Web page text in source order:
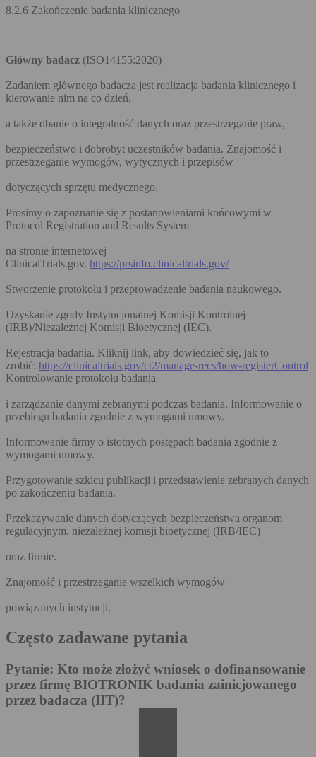
8.2.6 Zakończenie badania klinicznego
Główny badacz (ISO14155:2020)
Zadaniem głównego badacza jest realizacja badania klinicznego i
kierowanie nim na co dzień,
a także dbanie o integralność danych oraz przestrzeganie praw,
bezpieczeństwo i dobrobyt uczestników badania. Znajomość i
przestrzeganie wymogów, wytycznych i przepisów
dotyczących sprzętu medycznego.
Prosimy o zapoznanie się z postanowieniami końcowymi w
Protocol Registration and Results System
na stronie internetowej
ClinicalTrials.gov. https://prsinfo.clinicaltrials.gov/
Stworzenie protokołu i przeprowadzenie badania naukowego.
Uzyskanie zgody Instytucjonalnej Komisji Kontrolnej
(IRB)/Niezależnej Komisji Bioetycznej (IEC).
Rejestracja badania. Kliknij link, aby dowiedzieć się, jak to
zrobić: https://clinicaltrials.gov/ct2/manage-recs/how-registerControl
Kontrolowanie protokołu badania
i zarządzanie danymi zebranymi podczas badania. Informowanie o
przebiegu badania zgodnie z wymogami umowy.
Informowanie firmy o istotnych postępach badania zgodnie z
wymogami umowy.
Przygotowanie szkicu publikacji i przedstawienie zebranych danych
po zakończeniu badania.
Przekazywanie danych dotyczących bezpieczeństwa organom
regulacyjnym, niezależnej komisji bioetycznej (IRB/IEC)
oraz firmie.
Znajomość i przestrzeganie wszelkich wymogów
powiązanych instytucji.
Często zadawane pytania
Pytanie: Kto może złożyć wniosek o dofinansowanie
przez firmę BIOTRONIK badania zainicjowanego
przez badacza (IIT)?